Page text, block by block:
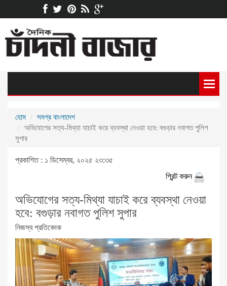
হোম
সমগ্র বাংলাদেশ
অভিযোগের সত্য-মিথ্যা যাচাই করে ব্যবস্থা নেওয়া হবে: বগুড়ার নবাগত পুলিশ
সুপার
প্রকাশিত : ১ ডিসেম্বর, ২০২৫ ২৩:৩৫
প্রিন্ট করুন
অভিযোগের সত্য-মিথ্যা যাচাই করে ব্যবস্থা নেওয়া
হবে: বগুড়ার নবাগত পুলিশ সুপার
নিজস্ব প্রতিবেদক